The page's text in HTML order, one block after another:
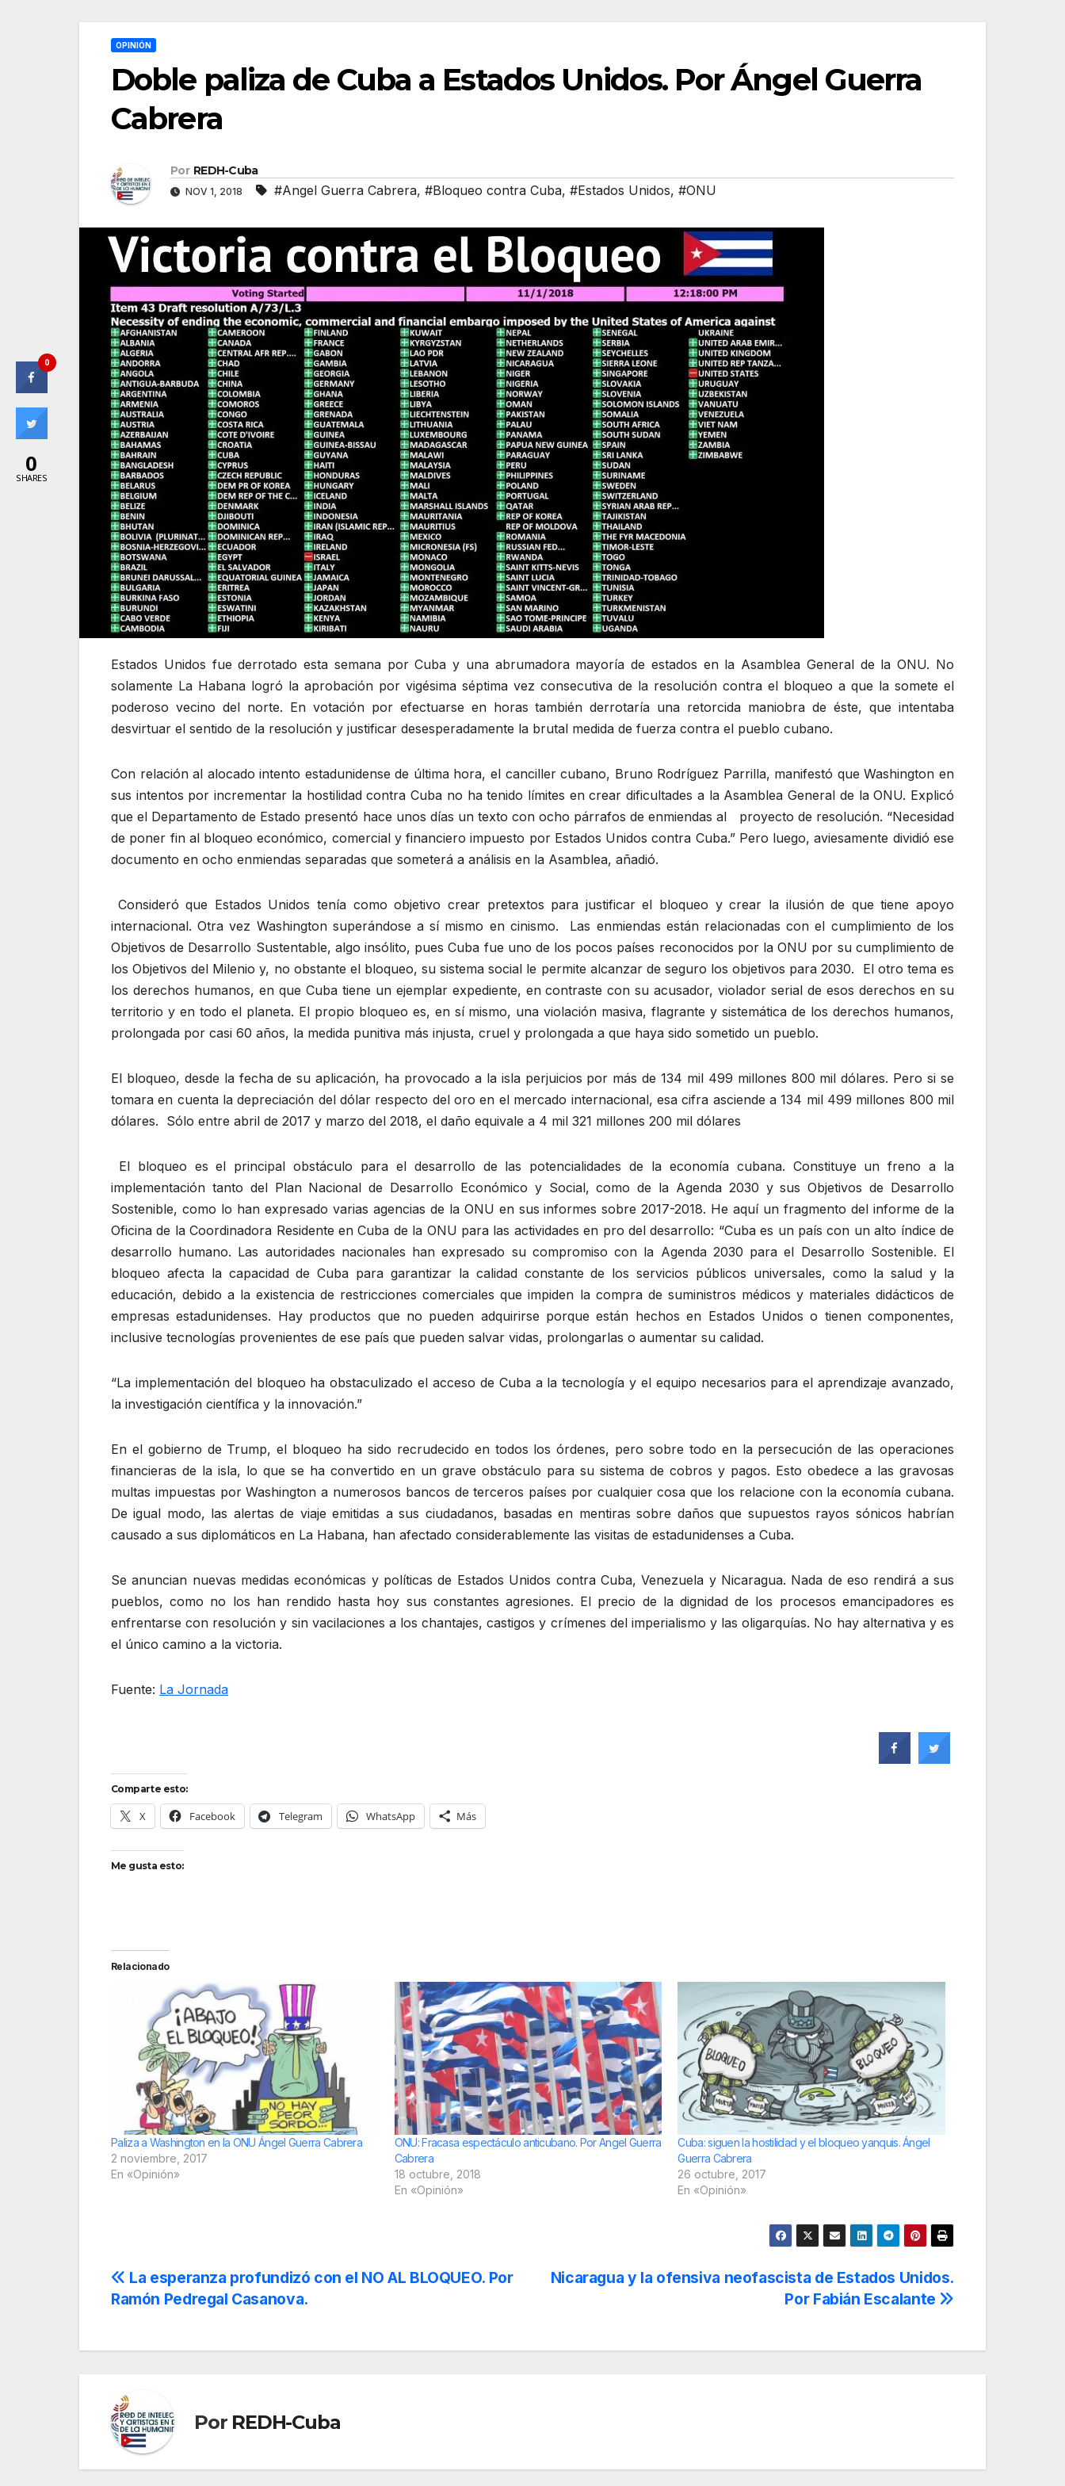
OPINIÓN
Doble paliza de Cuba a Estados Unidos. Por Ángel Guerra
Cabrera
Por REDH-Cuba
NOV 1, 2018 #Angel Guerra Cabrera, #Bloqueo contra Cuba, #Estados Unidos, #ONU
Estados Unidos fue derrotado esta semana por Cuba y una abrumadora mayoría de estados en la Asamblea General de la ONU. No
solamente La Habana logró la aprobación por vigésima séptima vez consecutiva de la resolución contra el bloqueo a que la somete el
poderoso vecino del norte. En votación por efectuarse en horas también derrotaría una retorcida maniobra de éste, que intentaba
desvirtuar el sentido de la resolución y justificar desesperadamente la brutal medida de fuerza contra el pueblo cubano.
Con relación al alocado intento estadunidense de última hora, el canciller cubano, Bruno Rodríguez Parrilla, manifestó que Washington en
sus intentos por incrementar la hostilidad contra Cuba no ha tenido límites en crear dificultades a la Asamblea General de la ONU. Explicó
que el Departamento de Estado presentó hace unos días un texto con ocho párrafos de enmiendas al proyecto de resolución.
Necesidad
de poner fin al bloqueo económico, comercial y financiero impuesto por Estados Unidos contra Cuba. Pero luego, aviesamente dividió ese
documento en ocho enmiendas separadas que someterá a análisis en la Asamblea, añadió.
Consideró que Estados Unidos tenía como objetivo crear pretextos para justificar el bloqueo y crear la ilusión de que tiene apoyo
internacional. Otra vez Washington superándose a sí mismo en cinismo. Las enmiendas están relacionadas con el cumplimiento de los
Objetivos de Desarrollo Sustentable, algo insólito, pues Cuba fue uno de los pocos países reconocidos por la ONU por su cumplimiento de
los Objetivos del Milenio y, no obstante el bloqueo, su sistema social le permite alcanzar de seguro los objetivos para 2030. El otro tema es
los derechos humanos, en que Cuba tiene un ejemplar expediente, en contraste con su acusador, violador serial de esos derechos en su
territorio y en todo el planeta. El propio bloqueo es, en sí mismo, una violación masiva, flagrante y sistemática de los derechos humanos,
prolongada por casi 60 años, la medida punitiva más injusta, cruel y prolongada a que haya sido sometido un pueblo.
El bloqueo, desde la fecha de su aplicación, ha provocado a la isla perjuicios por más de 134 mil 499 millones 800 mil dólares. Pero si se
tomara en cuenta la depreciación del dólar respecto del oro en el mercado internacional, esa cifra asciende a 134 mil 499 millones 800 mil
dólares. Sólo entre abril de 2017 y marzo del 2018, el daño equivale a 4 mil 321 millones 200 mil dólares
El bloqueo es el principal obstáculo para el desarrollo de las potencialidades de la economía cubana. Constituye un freno a la
implementación tanto del Plan Nacional de Desarrollo Económico y Social, como de la Agenda 2030 y sus Objetivos de Desarrollo
Sostenible, como lo han expresado varias agencias de la ONU en sus informes sobre 2017-2018. He aquí un fragmento del informe de la
Oficina de la Coordinadora Residente en Cuba de la ONU para las actividades en pro del desarrollo: “Cuba es un país con un alto índice de
desarrollo humano. Las autoridades nacionales han expresado su compromiso con la Agenda 2030 para el Desarrollo Sostenible. El
bloqueo afecta la capacidad de Cuba para garantizar la calidad constante de los servicios públicos universales, como la salud y la
educación, debido a la existencia de restricciones comerciales que impiden la compra de suministros médicos y materiales didácticos de
empresas estadunidenses. Hay productos que no pueden adquirirse porque están hechos en Estados Unidos o tienen componentes,
inclusive tecnologías provenientes de ese país que pueden salvar vidas, prolongarlas o aumentar su calidad.
La implementación del bloqueo ha obstaculizado el acceso de Cuba a la tecnología y el equipo necesarios para el aprendizaje avanzado,
la investigación científica y la innovación.
En el gobierno de Trump, el bloqueo ha sido recrudecido en todos los órdenes, pero sobre todo en la persecución de las operaciones
financieras de la isla, lo que se ha convertido en un grave obstáculo para su sistema de cobros y pagos. Esto obedece a las gravosas
multas impuestas por Washington a numerosos bancos de terceros países por cualquier cosa que los relacione con la economía cubana.
De igual modo, las alertas de viaje emitidas a sus ciudadanos, basadas en mentiras sobre daños que supuestos rayos sónicos habrían
causado a sus diplomáticos en La Habana, han afectado considerablemente las visitas de estadunidenses a Cuba.
Se anuncian nuevas medidas económicas y políticas de Estados Unidos contra Cuba, Venezuela y Nicaragua. Nada de eso rendirá a sus
pueblos, como no los han rendido hasta hoy sus constantes agresiones. El precio de la dignidad de los procesos emancipadores es
enfrentarse con resolución y sin vacilaciones a los chantajes, castigos y crímenes del imperialismo y las oligarquías. No hay alternativa y es
el único camino a la victoria.
Fuente: La Jornada
Comparte esto:
X Facebook Telegram WhatsApp Más
Me gusta esto:
Relacionado
Paliza a Washington en la ONU Ángel Guerra Cabrera
2 noviembre, 2017
En «Opinión»
ONU: Fracasa espectáculo anticubano. Por Angel Guerra
Cabrera
18 octubre, 2018
En «Opinión»
Cuba: siguen la hostilidad y el bloqueo yanquis. Ángel
Guerra Cabrera
26 octubre, 2017
En «Opinión»
Navegación
entradas
Nicaragua y la ofensiva neofascista de Estados Unidos.
Por Fabián Escalante
La esperanza profundizó con el NO AL BLOQUEO. Por
Ramón Pedregal Casanova.
Por REDH-Cuba
0
0
SHARES